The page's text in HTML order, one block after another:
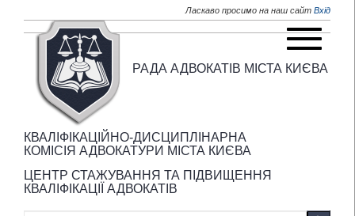
Ласкаво просимо на наш сайт Вхід
РАДА АДВОКАТІВ МІСТА КИЄВА
КВАЛІФІКАЦІЙНО-ДИСЦИПЛІНАРНА
КОМІСІЯ АДВОКАТУРИ МІСТА КИЄВА
ЦЕНТР СТАЖУВАННЯ ТА ПІДВИЩЕННЯ
КВАЛІФІКАЦІЇ АДВОКАТІВ